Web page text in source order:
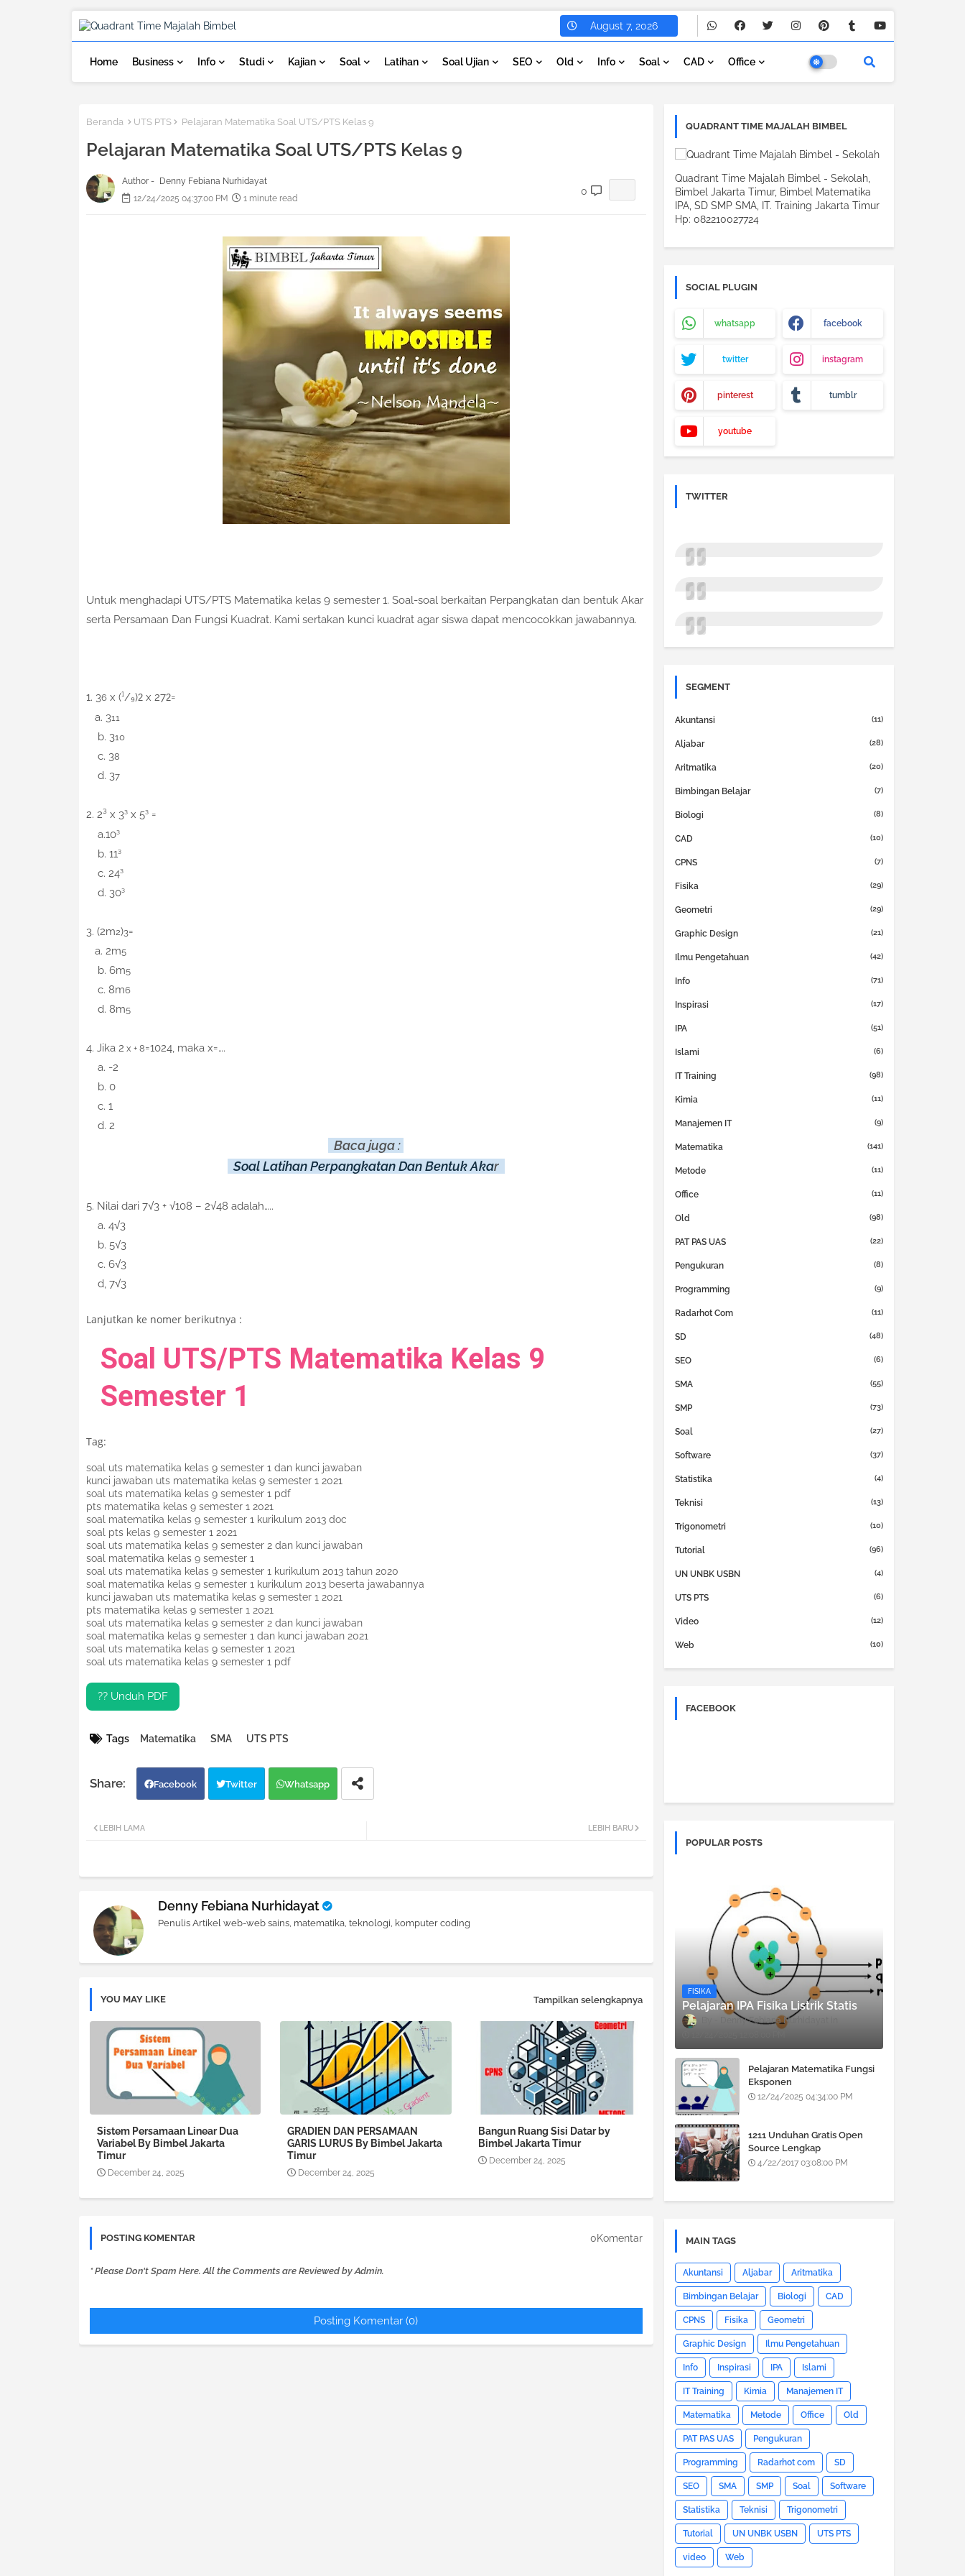
August 7, 2026
Home Business Info Studi Kajian Soal Latihan Soal Ujian SEO Old Info Soal CAD Office
Beranda UTS PTS Pelajaran Matematika Soal UTS/PTS Kelas 9
Pelajaran Matematika Soal UTS/PTS Kelas 9
Author -
Denny Febiana Nurhidayat
12/24/2025 04:37:00 PM
1 minute read
0
Untuk menghadapi UTS/PTS Matematika kelas 9 semester 1. Soal-soal berkaitan Perpangkatan dan bentuk Akar
serta Persamaan Dan Fungsi Kuadrat. Kami sertakan kunci kuadrat agar siswa dapat mencocokkan jawabannya.
1. 36x (¹/₉)2 x 272=
a. 311
b. 310
c. 38
d. 37
2. 2³ x 3³x 5³=
a.10³
b. 11³
c. 24³
d. 30³
3. (2m2)3=
a. 2m5
b. 6m5
c. 8m6
d. 8m5
4. Jika 2 x + 8=1024, maka x=….
a. -2
b. 0
c. 1
d. 2
Baca juga :
Soal Latihan Perpangkatan Dan Bentuk Akar
5. Nilai dari 7√3 + √108 – 2√48 adalah…..
a. 4√3
b. 5√3
c. 6√3
d, 7√3
Lanjutkan ke nomer berikutnya :
Soal UTS/PTS Matematika Kelas 9
Semester 1
Tag:
soal uts matematika kelas 9 semester 1 dan kunci jawaban
kunci jawaban uts matematika kelas 9 semester 1 2021
soal uts matematika kelas 9 semester 1 pdf
pts matematika kelas 9 semester 1 2021
soal matematika kelas 9 semester 1 kurikulum 2013 doc
soal pts kelas 9 semester 1 2021
soal uts matematika kelas 9 semester 2 dan kunci jawaban
soal matematika kelas 9 semester 1
soal uts matematika kelas 9 semester 1 kurikulum 2013 tahun 2020
soal matematika kelas 9 semester 1 kurikulum 2013 beserta jawabannya
kunci jawaban uts matematika kelas 9 semester 1 2021
pts matematika kelas 9 semester 1 2021
soal uts matematika kelas 9 semester 2 dan kunci jawaban
soal matematika kelas 9 semester 1 dan kunci jawaban 2021
soal uts matematika kelas 9 semester 1 2021
soal uts matematika kelas 9 semester 1 pdf
?? Unduh PDF
Tags Matematika SMA UTS PTS
Facebook Twitter Whatsapp
LEBIH BARU
LEBIH LAMA
Denny Febiana Nurhidayat
Penulis Artikel web-web sains, matematika, teknologi, komputer coding
YOU MAY LIKE Tampilkan selengkapnya
Sistem Persamaan Linear Dua
Variabel By Bimbel Jakarta
Timur
December 24, 2025
GRADIEN DAN PERSAMAAN
GARIS LURUS By Bimbel Jakarta
Timur
December 24, 2025
Bangun Ruang Sisi Datar by
Bimbel Jakarta Timur
December 24, 2025
POSTING KOMENTAR 0Komentar
* Please Don't Spam Here. All the Comments are Reviewed by Admin.
Posting Komentar (0)
QUADRANT TIME MAJALAH BIMBEL
Quadrant Time Majalah Bimbel - Sekolah,
Bimbel Jakarta Timur, Bimbel Matematika
IPA, SD SMP SMA, IT. Training Jakarta Timur
Hp: 082210027724
SOCIAL PLUGIN
whatsapp facebook
twitter instagram
pinterest tumblr
youtube
TWITTER
SEGMENT
Akuntansi (11)
Aljabar (28)
Aritmatika (20)
Bimbingan Belajar (7)
Biologi (8)
CAD (10)
CPNS (7)
Fisika (29)
Geometri (29)
Graphic Design (21)
Ilmu Pengetahuan (42)
Info (71)
Inspirasi (17)
IPA (51)
Islami (6)
IT Training (98)
Kimia (11)
Manajemen IT (9)
Matematika (141)
Metode (11)
Office (11)
Old (98)
PAT PAS UAS (22)
Pengukuran (8)
Programming (9)
Radarhot Com (11)
SD (48)
SEO (6)
SMA (55)
SMP (73)
Soal (27)
Software (37)
Statistika (4)
Teknisi (13)
Trigonometri (10)
Tutorial (96)
UN UNBK USBN (4)
UTS PTS (6)
Video (12)
Web (10)
FACEBOOK
POPULAR POSTS
FISIKA
Pelajaran IPA Fisika Listrik Statis
Denny Febiana Nurhidayat
Pelajaran Matematika Fungsi
Eksponen
12/24/2025 04:34:00 PM
1211 Unduhan Gratis Open
Source Lengkap
4/22/2017 03:08:00 PM
MAIN TAGS
Akuntansi Aljabar Aritmatika
Bimbingan Belajar Biologi CAD
CPNS Fisika Geometri
Graphic Design Ilmu Pengetahuan
Info Inspirasi IPA Islami
IT Training Kimia Manajemen IT
Matematika Metode Office Old
PAT PAS UAS Pengukuran
Programming Radarhot com SD
SEO SMA SMP Soal Software
Statistika Teknisi Trigonometri
Tutorial UN UNBK USBN UTS PTS
video Web